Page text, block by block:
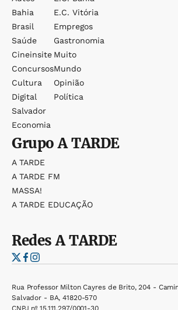
Bahia
Brasil
Saúde
Cineinsite
Concursos
Cultura
Digital
Salvador
Economia
E.c. Vitória
Empregos
Gastronomia
Muito
Mundo
Opinião
Política
GrupoA TARDE
A TARDE
A TARDE FM
MASSA!
A TARDE EDUCAÇÃO
RedesA TARDE
Rua Professor Milton Cayres de Brito, 204 -
Salvador - BA, 41820-570
CNPJ nº 15.111.297/0001-30